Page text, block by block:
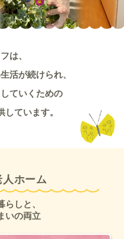
は、
活が続けられ、
ていくための
しています。
ホーム
しと、
いの両立